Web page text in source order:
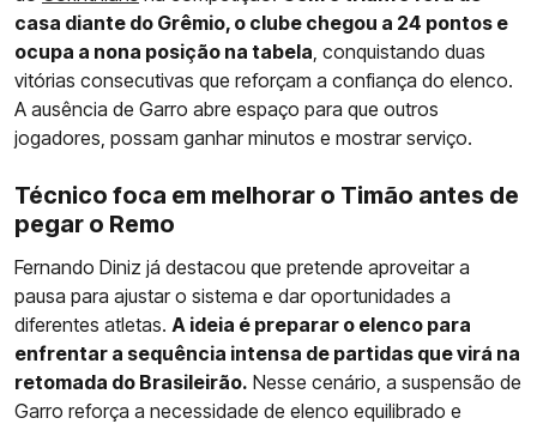
casa diante do Grêmio, o clube chegou a 24 pontos e
ocupa a nona posição na tabela , conquistando duas
vitórias consecutivas que reforçam a confiança do elenco.
A ausência de Garro abre espaço para que outros
jogadores, possam ganhar minutos e mostrar serviço.
Técnico foca em melhorar o Timão antes de
pegar o Remo
Fernando Diniz já destacou que pretende aproveitar a
pausa para ajustar o sistema e dar oportunidades a
diferentes atletas. A ideia é preparar o elenco para
enfrentar a sequência intensa de partidas que virá na
retomada do Brasileirão. Nesse cenário, a suspensão de
Garro reforça a necessidade de elenco equilibrado e